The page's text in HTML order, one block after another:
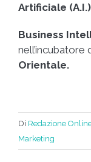
Artificiale
Business
nell’incubatore
Orientale.
Di Redazione
Marketing